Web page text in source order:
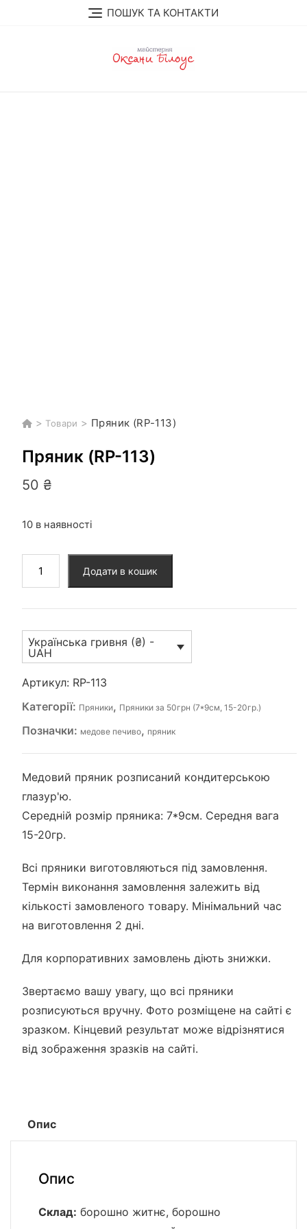
ПОШУК ТА КОНТАКТИ
> Товари > Пряник (RP-113)
Пряник (RP-113)
50 ₴
10 в наявності
(RP-
кількість
Додати в кошик
Українська гривня (₴) -
UAH
Артикул: RP-113
Категорії: Пряники, Пряники за 50грн (7*9см, 15-20гр.)
Позначки: медове печиво, пряник
Медовий пряник розписаний кондитерською
глазур'ю.
Середній розмір пряника: 7*9см. Середня вага
15-20гр.
Всі пряники виготовляються під замовлення.
Термін виконання замовлення залежить від
кількості замовленого товару. Мінімальний час
на виготовлення 2 дні.
Для корпоративних замовлень діють знижки.
Звертаємо вашу увагу, що всі пряники
розписуються вручну. Фото розміщене на сайті є
зразком. Кінцевий результат може відрізнятися
від зображення зразків на сайті.
Опис
Опис
Склад: борошно житнє, борошно